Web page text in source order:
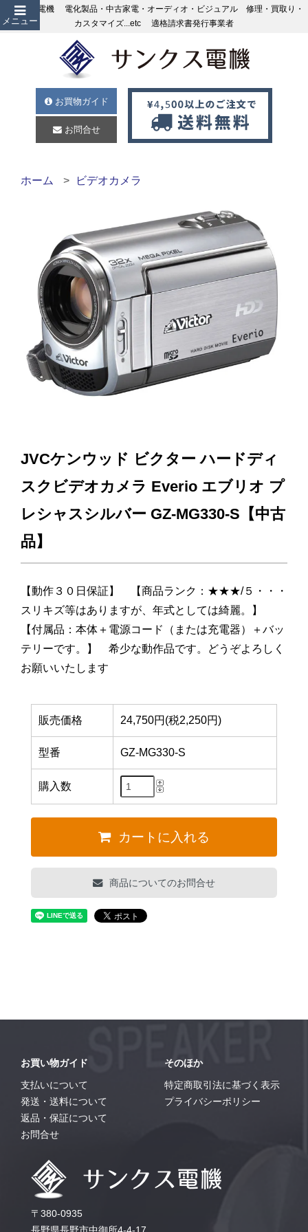
メニュー
サンクス電機 電化製品・中古家電・オーディオ・ビジュアル 修理・買取り・
カスタマイズ...etc 適格請求書発行事業者
お買物ガイド
お問合せ
ホーム ビデオカメラ
JVCケンウッド ビクター ハードディ
スクビデオカメラ Everio エブリオ プ
レシャスシルバー GZ-MG330-S【中古
品】
【動作３０日保証】 【商品ランク：★★★/５・・・
スリキズ等はありますが、年式としては綺麗。】
【付属品：本体＋電源コード（または充電器）＋バッ
テリーです。】 希少な動作品です。どうぞよろしく
お願いいたします
販売価格 24,750円(税2,250円)
型番 GZ-MG330-S
購入数
カートに入れる
商品についてのお問合せ
お買い物ガイド
支払いについて
発送・送料について
返品・保証について
お問合せ
そのほか
特定商取引法に基づく表示
プライバシーポリシー
〒380-0935